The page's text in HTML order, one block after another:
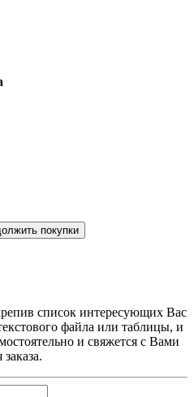
покупки
список интересующих Вас
файла или таблицы, и
и свяжется с Вами